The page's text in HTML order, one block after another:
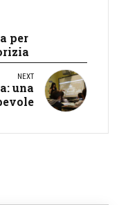
per
NEXT
una